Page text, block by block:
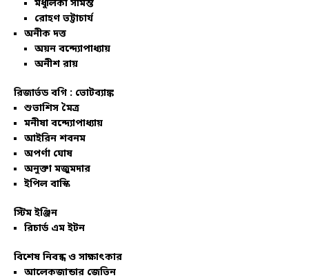
মধুলিকা সামন্ত
রোহণ ভট্টাচার্য
অনীক দত্ত
অয়ন বন্দ্যোপাধ্যায়
অনীশ রায়
রিজার্ভড বগি : ভোটব্যাঙ্ক
শুভাশিস মৈত্র
মনীষা বন্দ্যোপাধ্যায়
আইরিন শবনম
অপর্ণা ঘোষ
অনুক্তা মজুমদার
ইপিল বাস্কি
স্টিম ইঞ্জিন
রিচার্ড এম ইটন
বিশেষ নিবন্ধ ও সাক্ষাৎকার
আলেকজান্ডার জেভিন